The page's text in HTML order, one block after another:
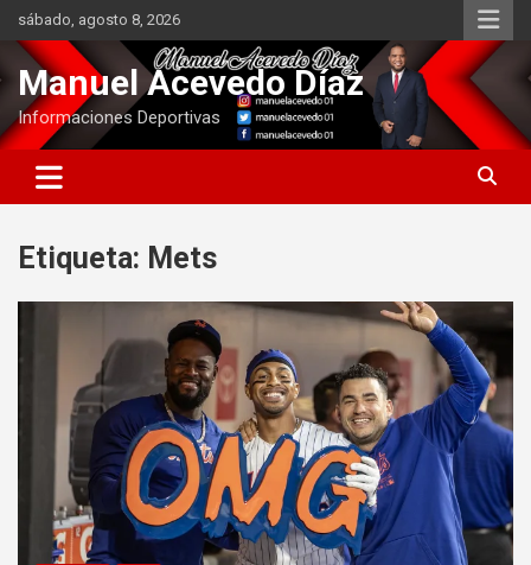
Saltar
contenido
sábado, agosto 8, 2026
Manuel Acevedo Díaz
Informaciones Deportivas
Etiqueta: Mets